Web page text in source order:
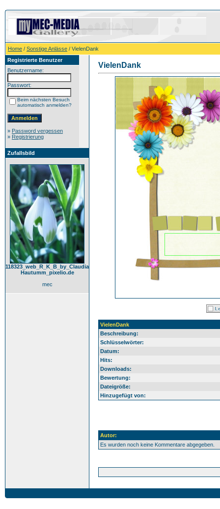
Home / Sonstige Anlässe / VielenDank
Registrierte Benutzer
Benutzername:
Passwort:
Beim nächsten Besuch
automatisch anmelden?
» Password vergessen
» Registrierung
Zufallsbild
118323_web_R_K_B_by_Claudia
Hautumm_pixelio.de
mec
VielenDank
VielenDank
Beschreibung:
Schlüsselwörter:
Datum:
Hits:
Downloads:
Bewertung:
Dateigröße:
Hinzugefügt von:
Autor:
Es wurden noch keine Kommentare abgegeben.